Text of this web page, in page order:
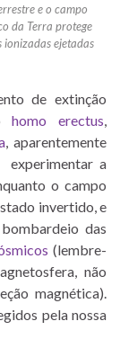
e o campo
da Terra protege
ionizadas ejetadas
de extinção
homo erectus
, aparentemente
experimentar a
o campo
invertido, e
das
(lembre-
não
magnética).
pela nossa